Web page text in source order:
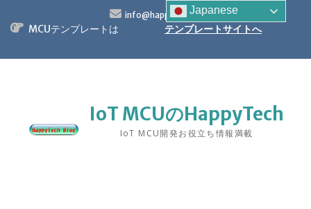
info@happytech.jp
MCUテンプレートは テンプレートサイトへ
IoT MCUのHappyTech
IoT MCU開発お役立ち情報満載
Japanese